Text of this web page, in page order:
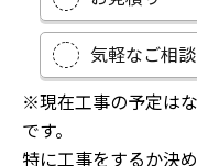
気軽なご相
※現在工事の予定は
です。
特に工事をするか決